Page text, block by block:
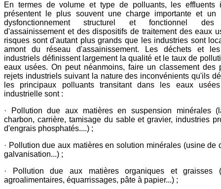
En termes de volume et type de polluants, les effluents
présentent le plus souvent une charge importante et un
dysfonctionnement structurel et fonctionnel des
d'assainissement et des dispositifs de traitement des eaux
risques sont d'autant plus grands que les industries sont
amont du réseau d'assainissement. Les déchets et
industriels définissent largement la qualité et le taux de
eaux usées. On peut néanmoins, faire un classement des
rejets industriels suivant la nature des inconvénients qu'ils
les principaux polluants transitant dans les eaux
industrielle sont :
· Pollution due aux matières en suspension minérales
charbon, carrière, tamisage du sable et gravier, industries
d'engrais phosphatés....) ;
· Pollution due aux matières en solution minérales (usine de
galvanisation...) ;
· Pollution due aux matières organiques et graisses
agroalimentaires, équarrissages, pâte à papier...) ;